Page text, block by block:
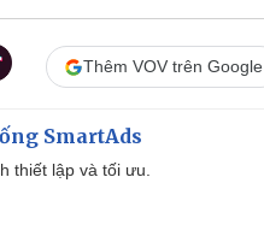
Thêm VOV trên Google
SmartAds
thiết lập và tối ưu.